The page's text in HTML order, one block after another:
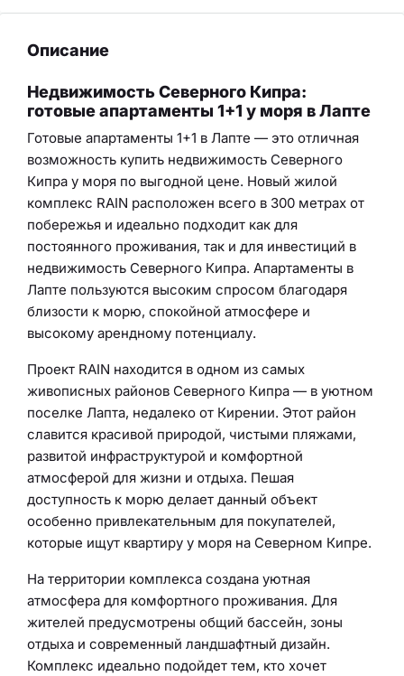
Описание
Недвижимость Северного Кипра:
готовые апартаменты 1+1 у моря в Лапте
Готовые апартаменты 1+1 в Лапте — это отличная
возможность купить недвижимость Северного
Кипра у моря по выгодной цене. Новый жилой
комплекс RAIN расположен всего в 300 метрах от
побережья и идеально подходит как для
постоянного проживания, так и для инвестиций в
недвижимость Северного Кипра. Апартаменты в
Лапте пользуются высоким спросом благодаря
близости к морю, спокойной атмосфере и
высокому арендному потенциалу.
Проект RAIN находится в одном из самых
живописных районов Северного Кипра — в уютном
поселке Лапта, недалеко от Кирении. Этот район
славится красивой природой, чистыми пляжами,
развитой инфраструктурой и комфортной
атмосферой для жизни и отдыха. Пешая
доступность к морю делает данный объект
особенно привлекательным для покупателей,
которые ищут квартиру у моря на Северном Кипре.
На территории комплекса создана уютная
атмосфера для комфортного проживания. Для
жителей предусмотрены общий бассейн, зоны
отдыха и современный ландшафтный дизайн.
Комплекс идеально подойдет тем, кто хочет